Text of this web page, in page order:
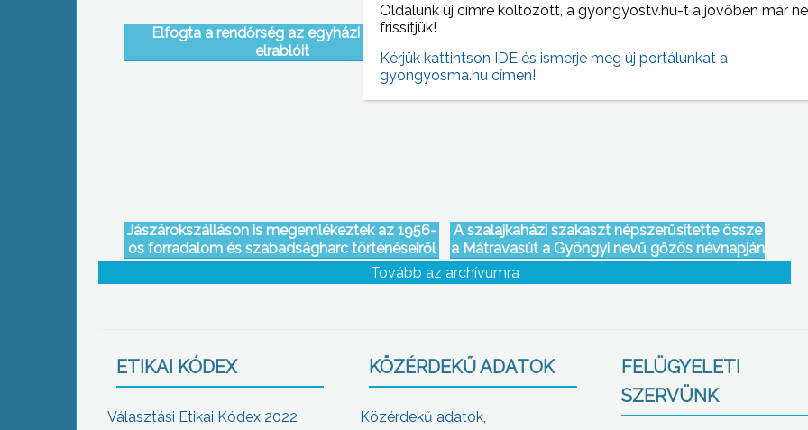
Elfogta a rendőrség az egyházi kincsek
elrablóit
szavazott az MSZP
Jászárokszálláson is megemlékeztek az 1956-
os forradalom és szabadságharc történéseiről
A szalajkaházi szakaszt népszerűsítette össze
a Mátravasút a Gyöngyi nevű gőzös névnapján
Tovább az archívumra
ETIKAI KÓDEX
Választási Etikai Kódex 2022
KÖZÉRDEKŰ ADATOK
Közérdekű adatok,
FELÜGYELETI
SZERVÜNK
Oldalunk új címre költözött, a gyongyostv.hu-t a jövőben már
frissítjük!
Kérjük kattintson IDE és ismerje meg új portálunkat a
gyongyosma.hu címen!